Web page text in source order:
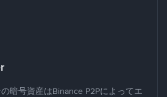
暗号資産はBinance P2Pによってエ